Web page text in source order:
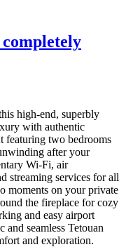
high-end, superbly
with authentic
featuring two bedrooms
after your
Wi-Fi, air
streaming services for all
moments on your private
the fireplace for cozy
and easy airport
and seamless Tetouan
and exploration.